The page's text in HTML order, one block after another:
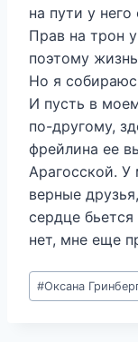
на пути у
Прав на трон
поэтому
Но я
И пусть в
по-другому,
фрейлина ее
Арагосской. У
верные
сердце
нет, мне еще
Метки
записи:
#Оксана